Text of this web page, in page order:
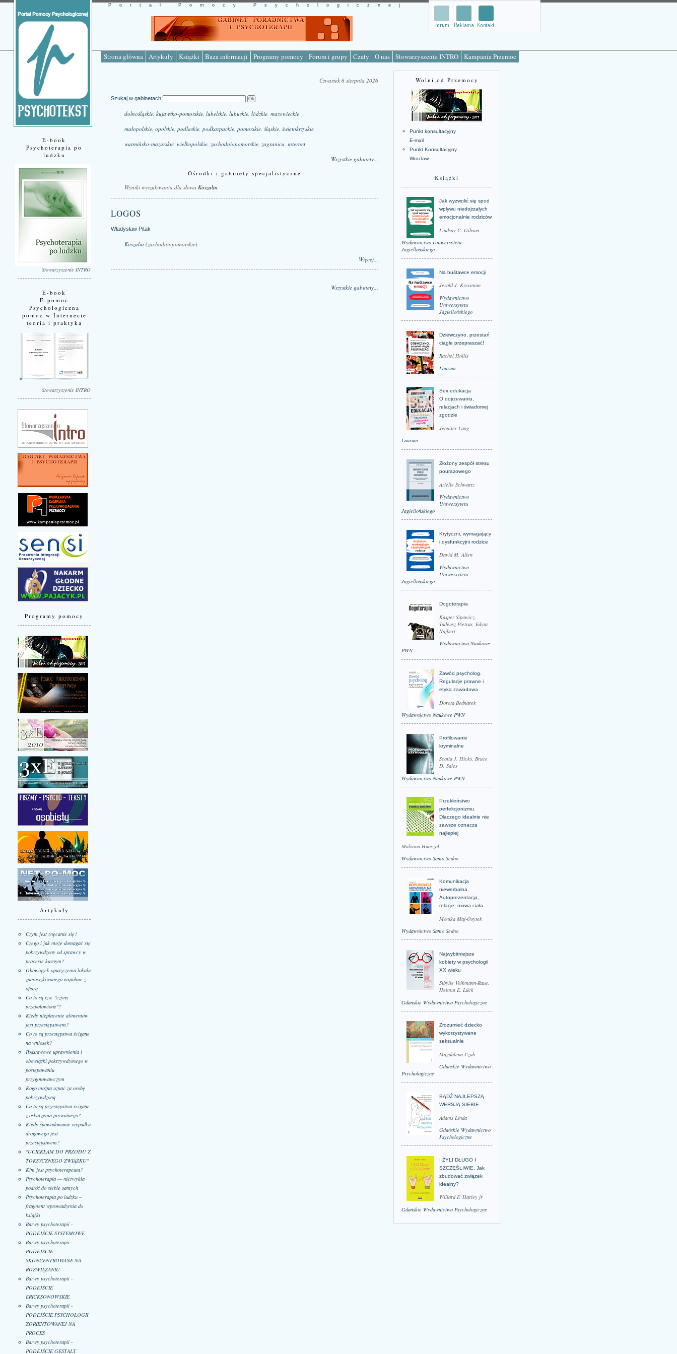
Strona główna Artykuły Książki Baza informacji Programy pomocy Forum i grupy Czaty O nas Stowarzyszenie INTRO Kampania Przemoc
Portal Pomocy Psychologicznej
E-book
Psychoterapia po
ludzku
Stowarzyszenie INTRO
E-book
E-pomoc
Psychologiczna
pomoc w Internecie
teoria i praktyka
Stowarzyszenie INTRO
Programy pomocy
Artykuły
Czym jest znęcanie się?
Czego i jak może domagać się
pokrzywdzony od sprawcy w
procesie karnym?
Obowiązek opuszczenia lokalu
zamieszkiwanego wspólnie z
ofiarą
Co to są tzw. "czyny
przepołowione"?
Kiedy niepłacenie alimentów
jest przestępstwem?
Co to są przestępstwa ścigane
na wniosek?
Podstawowe uprawnienia i
obowiązki pokrzywdzonego w
postępowaniu
przygotowawczym
Kogo można uznać za osobę
pokrzywdzoną
Co to są przestępstwa ścigane
z oskarżenia prywatnego?
Kiedy spowodowanie wypadku
drogowego jest
przestępstwem?
"UCIEKŁAM DO PRZODU Z
TOKSYCZNEGO ZWIĄZKU"
Kim jest psychoterapeuta?
Psychoterapia — niezwykła
podróż do siebie samych
Psychoterapia po ludzku –
fragment wprowadzenia do
książki
Barwy psychoterapii -
PODEJŚCIE SYSTEMOWE
Barwy psychoterapii -
PODEJŚCIE
SKONCENTROWANE NA
ROZWIĄZANIU
Barwy psychoterapii -
PODEJŚCIE
ERICKSONOWSKIE
Barwy psychoterapii -
PODEJŚCIE PSYCHOLOGII
ZORIENTOWANEJ NA
PROCES
Barwy psychoterapii -
PODEJŚCIE GESTALT
Czwartek 6 sierpnia 2026
Szukaj w gabinetach
dolnośląskie, kujawsko-pomorskie, lubelskie, lubuskie, łódzkie, mazowieckie
małopolskie, opolskie, podlaskie, podkarpackie, pomorskie, śląskie, świętokrzyskie
warmińsko-mazurskie, wielkopolskie, zachodniopomorskie, zagranica, internet
Wszystkie gabinety...
Ośrodki i gabinety specjalistyczne
Wyniki wyszukiwania dla słowa Koszalin
LOGOS
Władysław Pitak
Koszalin (zachodniopomorskie)
Więcej...
Wszystkie gabinety...
Wolni od Przemocy
Punkt konsultacyjny
E-mail
Punkt Konsultacyjny
Wrocław
Książki
Jak wyzwolić się spod
wpływu niedojrzałych
emocjonalnie rodziców
Lindsay C. Gibson
Wydawnictwo Uniwersytetu
Jagiellońskiego
Na huśtawce emocji
Jerold J. Kreisman
Wydawnictwo
Uniwersytetu
Jagiellońskiego
Dziewczyno, przestań
ciągle przepraszać!
Rachel Hollis
Laurum
Sex edukacja
O dojrzewaniu,
relacjach i świadomej
zgodzie
Jennifer Lang
Laurum
Złożony zespół stresu
pourazowego
Arielle Schwartz
Wydawnictwo
Uniwersytetu
Jagiellońskiego
Krytyczni, wymagający
i dysfunkcyjni rodzice
David M. Allen
Wydawnictwo
Uniwersytetu
Jagiellońskiego
Dogoterapia
Kasper Sipowicz,
Tadeusz Pietras, Edyta
Najbert
Wydawnictwo Naukowe
PWN
Zawód psycholog.
Regulacje prawne i
etyka zawodowa
Dorota Bednarek
Wydawnictwo Naukowe PWN
Profilowanie
kryminalne
Scotia J. Hicks, Bruce
D. Sales
Wydawnictwo Naukowe PWN
Przekleństwo
perfekcjonizmu.
Dlaczego idealnie nie
zawsze oznacza
najlepiej
Malwina Huńczak
Wydawnictwo Samo Sedno
Komunikacja
niewerbalna.
Autoprezentacja,
relacje, mowa ciała
Monika Maj-Osytek
Wydawnictwo Samo Sedno
Najwybitniejsze
kobiety w psychologii
XX wieku
Sibylle Volkmann-Raue,
Helmut E. Lück
Gdańskie Wydawnictwo Psychologiczne
Zrozumieć dziecko
wykorzystywane
seksualnie
Magdalena Czub
Gdańskie Wydawnictwo
Psychologiczne
BĄDŹ NAJLEPSZĄ
WERSJĄ SIEBIE
Adams Linda
Gdańskie Wydawnictwo
Psychologiczne
I ŻYLI DŁUGO I
SZCZĘŚLIWIE. Jak
zbudować związek
idealny?
Willard F. Harley jr
Gdańskie Wydawnictwo Psychologiczne